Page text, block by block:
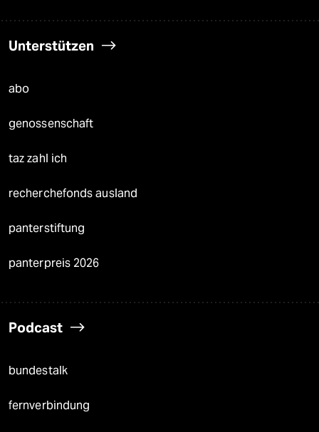
Unterstützen
abo
genossenschaft
taz zahl ich
recherchefonds ausland
panterstiftung
panterpreis 2026
Podcast
bundestalk
fernverbindung